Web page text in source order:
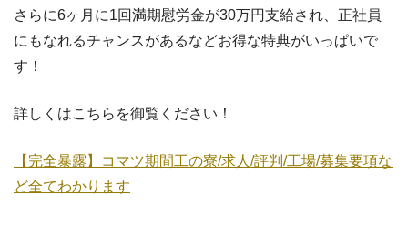
さらに6ヶ月に1回満期慰労金が30万円支給され、正社員
にもなれるチャンスがあるなどお得な特典がいっぱいで
す！
詳しくはこちらを御覧ください！
【完全暴露】コマツ期間工の寮/求人/評判/工場/募集要項な
ど全てわかります